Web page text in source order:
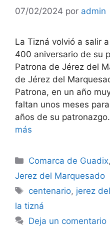
07/02/2024 por admin
La Tizná volvió a salir
400 aniversario de su
Patrona de Jérez del
de Jérez del
Patrona, en un año
faltan unos meses
años de su
más
Categorías
Comarca de Guadix
Jerez del Marquesado
Etiquetas
centenario, jerez
la tizná
Deja un comentario